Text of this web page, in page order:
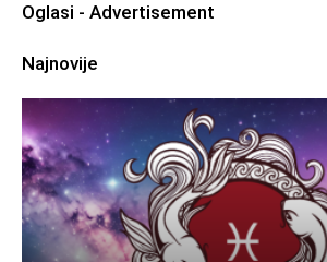
Oglasi - Advertisement
Najnovije